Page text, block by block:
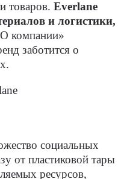
товаров. Everlane
и логистики,
компании»
заботится о
социальных
от пластиковой тары
ресурсов,